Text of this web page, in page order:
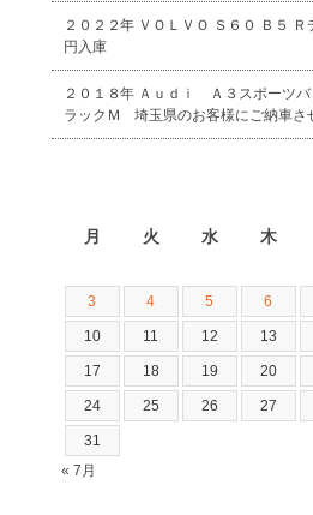
２０２２年 ＶＯＬＶＯ Ｓ６０ Ｂ５
円入庫
２０１８年 Ａｕｄｉ Ａ３スポーツ
ラックＭ 埼玉県のお客様にご納車さ
月 火 水 木
3 4 5 6
10 11 12 13
17 18 19 20
24 25 26 27
31
« 7月